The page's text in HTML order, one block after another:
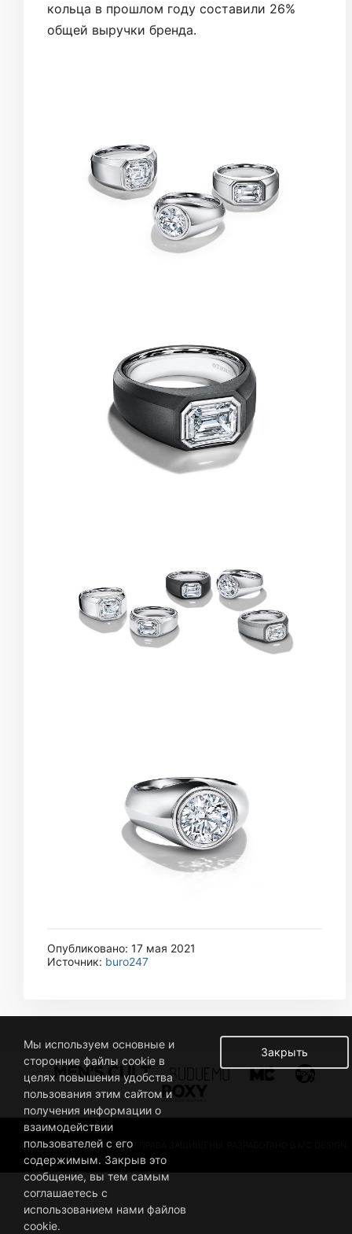
кольца в прошлом году составили 26%
общей выручки бренда.
Опубликовано: 17 мая 2021
Источник: buro247
© 2019 BUSINESSMAN. ВСЕ ПРАВА ЗАЩИЩЕНЫ. РАЗРАБОТАНО В MC DESIGN.
Закрыть
Мы используем основные и
сторонние файлы cookie в
целях повышения удобства
пользования этим сайтом и
получения информации о
взаимодействии
пользователей с его
содержимым. Закрыв это
сообщение, вы тем самым
соглашаетесь с
использованием нами файлов
cookie.